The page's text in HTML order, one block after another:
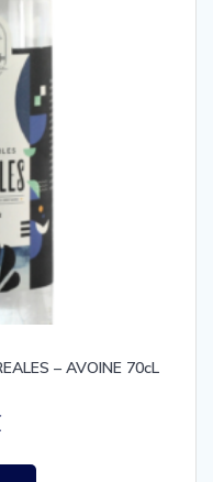
– AVOINE 70cL